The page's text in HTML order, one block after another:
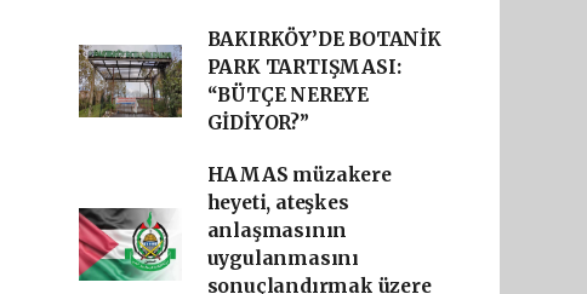
BAKIRKÖY’DE BOTANİK
PARK TARTIŞMASI:
“BÜTÇE NEREYE
GİDİYOR?”
HAMAS müzakere
heyeti, ateşkes
anlaşmasının
uygulanmasını
sonuçlandırmak üzere